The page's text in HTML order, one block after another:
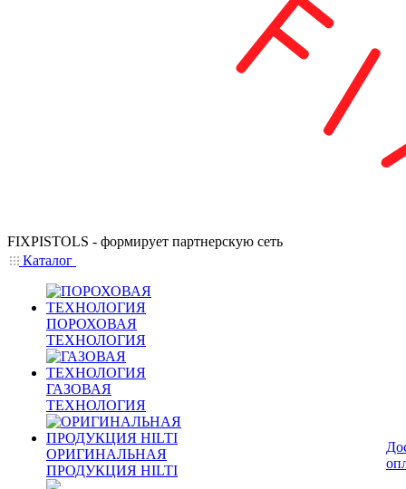
FIXPISTOLS - формирует партнерскую сеть
Каталог
ПОРОХОВАЯ
ТЕХНОЛОГИЯ
ГАЗОВАЯ
ТЕХНОЛОГИЯ
ОРИГИНАЛЬНАЯ
ПРОДУКЦИЯ HILTI